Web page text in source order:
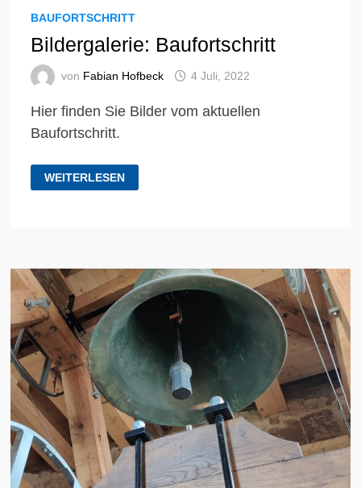
BAUFORTSCHRITT
Bildergalerie: Baufortschritt
von Fabian Hofbeck 4 Juli, 2022
Hier finden Sie Bilder vom aktuellen
Baufortschritt.
BILDERGALERIE:
BAUFORTSCHRITT
WEITERLESEN